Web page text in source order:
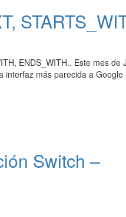
ENDS_WITH.. Este mes de
más parecida a Google
Switch –